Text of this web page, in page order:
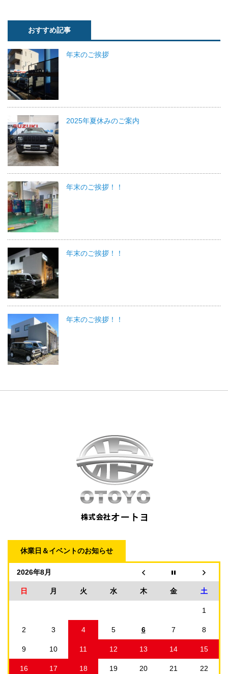
おすすめ記事
年末のご挨拶
2025年夏休みのご案内
年末のご挨拶！！
年末のご挨拶！！
年末のご挨拶！！
休業日＆イベントのお知らせ
2026年8月
日 月 火 水 木 金 土
1
2 3 4 5 6 7 8
9 10 11 12 13 14 15
16 17 18 19 20 21 22